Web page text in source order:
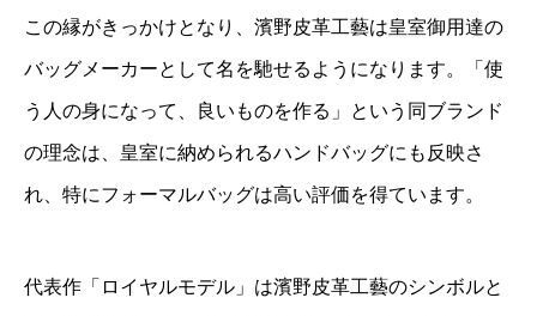
この縁がきっかけとなり、濱野皮革工藝は皇室御用達の
バッグメーカーとして名を馳せるようになります。「使
う人の身になって、良いものを作る」という同ブランド
の理念は、皇室に納められるハンドバッグにも反映さ
れ、特にフォーマルバッグは高い評価を得ています。
代表作「ロイヤルモデル」は濱野皮革工藝のシンボルと